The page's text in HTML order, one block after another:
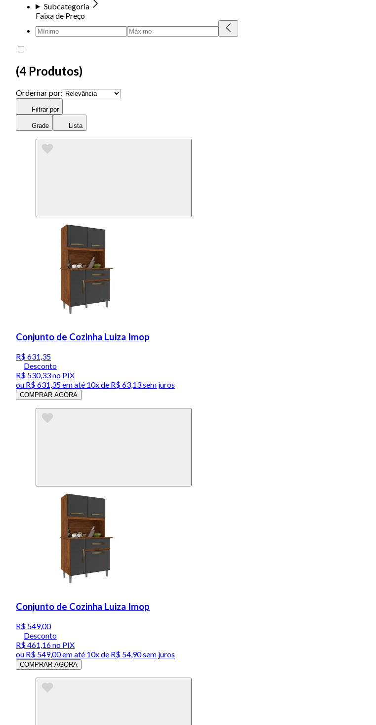
Subcategoria
Faixa de Preço
(4 Produtos)
Ordernar por:
Filtrar por
Grade Lista
Conjunto de Cozinha Luiza Imop
R$ 631,35
Desconto
R$ 530,33no PIX
ou R$ 631,35em até 10x de R$ 63,13 sem juros
COMPRAR AGORA
Conjunto de Cozinha Luiza Imop
R$ 549,00
Desconto
R$ 461,16no PIX
ou R$ 549,00em até 10x de R$ 54,90 sem juros
COMPRAR AGORA